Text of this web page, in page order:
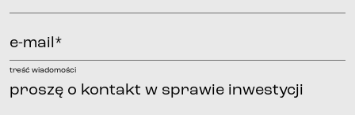
e-mail*
treść wiadomości